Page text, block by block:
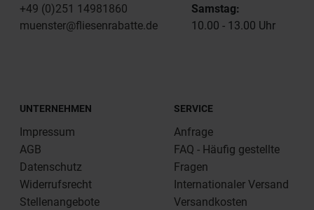
+49 (0)251 14981860
muenster@fliesenrabatte.de
Samstag:
10.00 - 13.00 Uhr
UNTERNEHMEN
Impressum
AGB
Datenschutz
Widerrufsrecht
Stellenangebote
SERVICE
Anfrage
FAQ - Häufig gestellte
Fragen
Internationaler Versand
Versandkosten